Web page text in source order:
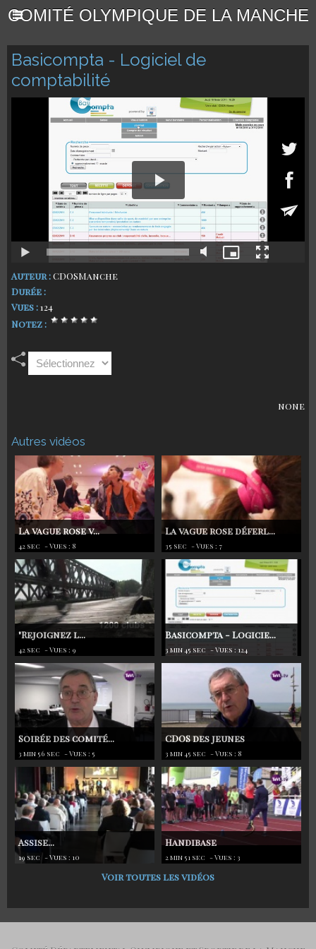
COMITÉ OLYMPIQUE DE LA MANCHE
Basicompta - Logiciel de
comptabilité
Auteur :CDOSManche
Durée :
Vues :124
Notez :
none
Autres vidéos
La vague rose v...
42 sec - Vues : 8
La vague rose déferl...
35 sec - Vues : 7
"Rejoignez l...
42 sec - Vues : 9
Basicompta - Logicie...
3 min 45 sec - Vues : 124
Soirée des comité...
3 min 56 sec - Vues : 5
CDOS des jeunes
3 min 45 sec - Vues : 8
Assise...
19 sec - Vues : 10
Handibase
2 min 51 sec - Vues : 3
Voir toutes les vidéos